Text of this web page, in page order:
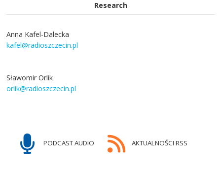
Research
Anna Kafel-Dalecka
kafel@radioszczecin.pl
Sławomir Orlik
orlik@radioszczecin.pl
PODCAST AUDIO AKTUALNOŚCI RSS